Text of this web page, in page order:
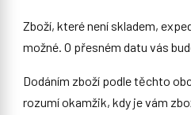
Zboží, které není skladem,
možné. O přesném datu vás
Dodáním zboží podle těchto
rozumí okamžik, kdy je vám